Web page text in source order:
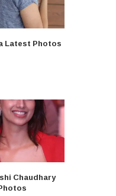
Latest Photos
Chaudhary